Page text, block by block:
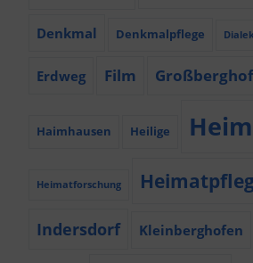
Denkmal Denkmalpflege
Erdweg Film
Haimhausen Heilige
Heimatforschung
Indersdorf Kleinberghofen